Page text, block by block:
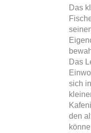
Das
Das
sich
den